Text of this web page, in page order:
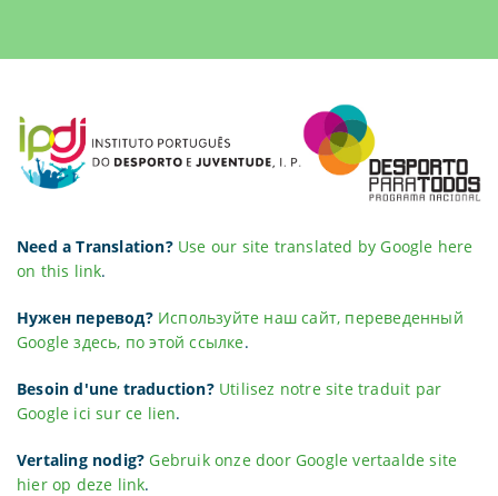
Need a Translation? Use our site translated by Google here
on this link.
Нужен перевод? Используйте наш сайт, переведенный
Google здесь, по этой ссылке.
Besoin d'une traduction? Utilisez notre site traduit par
Google ici sur ce lien.
Vertaling nodig? Gebruik onze door Google vertaalde site
hier op deze link.